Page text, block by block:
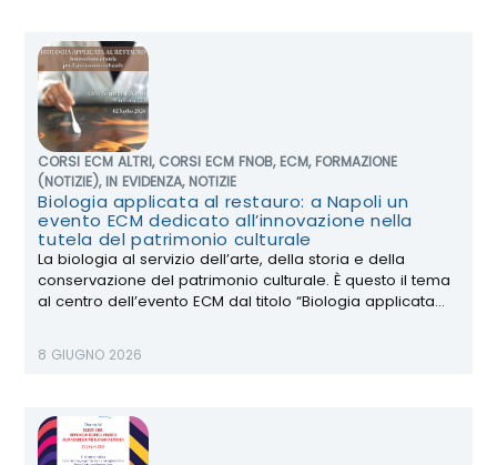
CORSI ECM ALTRI, CORSI ECM FNOB, ECM, FORMAZIONE
(NOTIZIE), IN EVIDENZA, NOTIZIE
Biologia applicata al restauro: a Napoli un
evento ECM dedicato all’innovazione nella
tutela del patrimonio culturale
La biologia al servizio dell’arte, della storia e della
conservazione del patrimonio culturale. È questo il tema
al centro dell’evento ECM dal titolo “Biologia applicata...
8 GIUGNO 2026